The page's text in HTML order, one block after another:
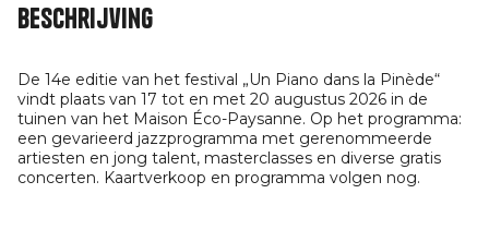
Beschrijving
De 14e editie van het festival „Un Piano dans la Pinède“
vindt plaats van 17 tot en met 20 augustus 2026 in de
tuinen van het Maison Éco-Paysanne. Op het programma:
een gevarieerd jazzprogramma met gerenommeerde
artiesten en jong talent, masterclasses en diverse gratis
concerten. Kaartverkoop en programma volgen nog.